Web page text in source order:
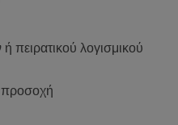
λογισμικού
προσοχή